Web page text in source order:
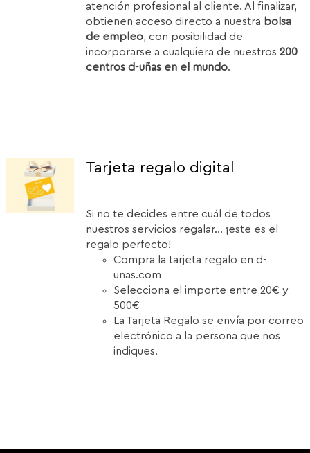
atención profesional al cliente. Al finalizar,
obtienen acceso directo a nuestra bolsa
de empleo, con posibilidad de
incorporarse a cualquiera de nuestros200
centros d-uñas en el mundo.
Tarjeta regalo digital
Si no te decides entre cuál de todos
nuestros servicios regalar... ¡este es el
regalo perfecto!
Compra la tarjeta regalo en d-
unas.com
Selecciona el importe entre 20€ y
500€
La Tarjeta Regalo se envía por correo
electrónico a la persona que nos
indiques.